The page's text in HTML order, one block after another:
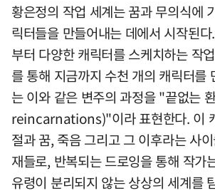
황은정의 작업 세계는 꿈과 무의식에
릭터들을 만들어내는 데에서 시작된
부터 다양한 캐릭터를 스케치하는 작
를 통해 지금까지 수천 개의 캐릭터를
는 이와 같은 변주의 과정을 "끝없는
reincarnations)"이라 표현한다. 이
절과 꿈, 죽음 그리고 그 이후라는 사
재들로, 반복되는 드로잉을 통해 작가
유령이 분리되지 않는 상상의 세계를